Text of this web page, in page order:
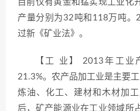
目前仅有黄金和锰实现工业化
产量分别为32吨和118万吨。
过新《矿业法》。
【工 业】 2013年工业
21.3%。农产品加工业是主要
炼油、化工、建材和木材加
后，矿产能源业在工业领域所